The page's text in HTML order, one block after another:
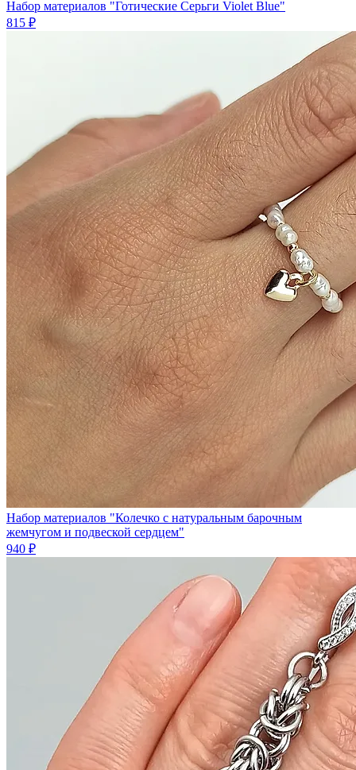
Набор материалов "Готические Серьги Violet Blue"
815 ₽
Набор материалов "Колечко с натуральным барочным
жемчугом и подвеской сердцем"
940 ₽